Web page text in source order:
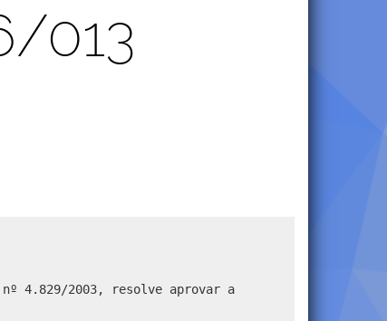
013
nº 4.829/2003, resolve aprovar a